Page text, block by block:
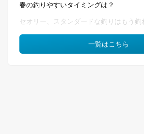
春の釣りやすいタイミングは？
セオリー、スタンダードな釣りはもう釣
一覧はこちら